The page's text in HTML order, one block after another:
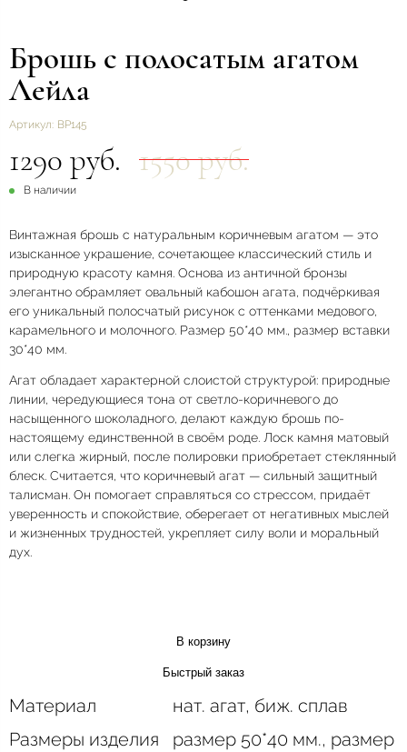
Брошь с полосатым агатом
Лейла
Артикул: ВР145
1290 руб. 1550 руб.
В наличии
Винтажная брошь с натуральным коричневым агатом — это
изысканное украшение, сочетающее классический стиль и
природную красоту камня. Основа из античной бронзы
элегантно обрамляет овальный кабошон агата, подчёркивая
его уникальный полосчатый рисунок с оттенками медового,
карамельного и молочного. Размер 50*40 мм., размер вставки
30*40 мм.
Агат обладает характерной слоистой структурой: природные
линии, чередующиеся тона от светло-коричневого до
насыщенного шоколадного, делают каждую брошь по-
настоящему единственной в своём роде. Лоск камня матовый
или слегка жирный, после полировки приобретает стеклянный
блеск. Считается, что коричневый агат — сильный защитный
талисман. Он помогает справляться со стрессом, придаёт
уверенность и спокойствие, оберегает от негативных мыслей
и жизненных трудностей, укрепляет силу воли и моральный
дух.
В корзину
Быстрый заказ
Материал
нат. агат, биж. сплав
Размеры изделия
размер 50*40 мм., размер